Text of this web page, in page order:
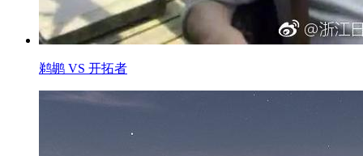
鹈鹕 VS 开拓者